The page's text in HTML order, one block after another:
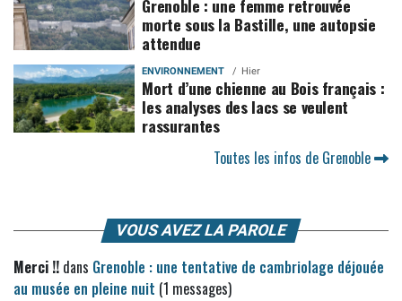
Grenoble : une femme retrouvée
morte sous la Bastille, une autopsie
attendue
ENVIRONNEMENT Hier
Mort d’une chienne au Bois français :
les analyses des lacs se veulent
rassurantes
Toutes les infos de Grenoble
VOUS AVEZ LA PAROLE
Merci !! dans Grenoble : une tentative de cambriolage déjouée
au musée en pleine nuit (1 messages)